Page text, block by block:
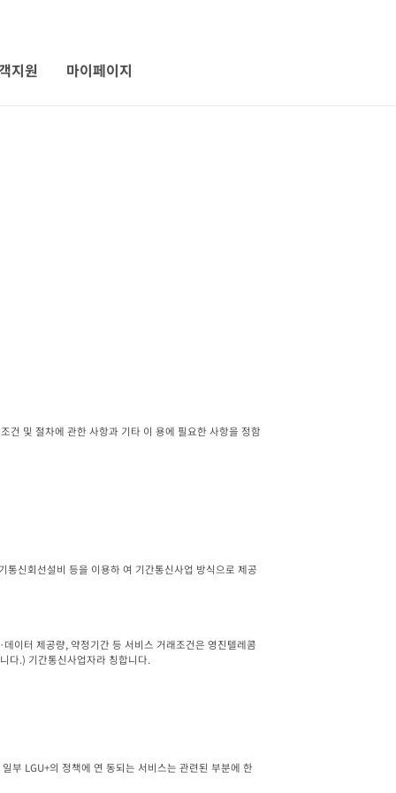
지원 마이페이지
및 절차에 관한 사항과 기타 이 용에 필요한 사항을 정함
신회선설비 등을 이용하 여 기간통신사업 방식으로 제공
이터 제공량, 약정기간 등 서비스 거래조건은 영진텔레콤
다.) 기간통신사업자라 칭합니다.
부 LGU+의 정책에 연 동되는 서비스는 관련된 부분에 한